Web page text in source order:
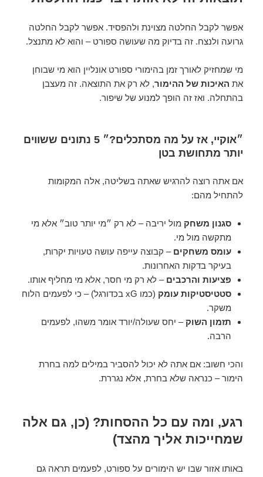
אפשר לקבל החלטה מצוינת ולהפסיד. אפשר לקבל החלטה
גרועה ולנצח. זה בדיוק מה שעושה ספורט – והוא לא מתנצל.
מי שמחזיק לאורך זמן בהימורי ספורט אונליין הוא מי שבוחן
את האיכות של ההימור, לא רק את התוצאה. זה מעצבן
בהתחלה. ואז זה הופך למנוע של שיפור.
״אוקיי, אז על מה מסתכלים?״ 5 נתונים ששווים
יותר מתחושת בטן
אם אתה רוצה להרגיש שאתה בשליטה, אלה המקומות
להתחיל מהם:
סגנון משחק מול יריבה – לא רק ״מי יותר טוב״ אלא מי
מתקשה מול מי.
עומס משחקים – קבוצה עייפה עושה טעויות יקרות,
בעיקר בדקות האחרונות.
פציעות והרכבים – לא רק מי חסר, אלא מי מחליף אותו.
סטטיסטיקות עומק
(כמו xG בכדורגל) – כי לפעמים הלוח
משקר.
תזמון השוק – יחס שעולה/יורד אומר משהו, לפעמים
הרבה.
והכי חשוב: אם אתה לא יכול להסביר במילים למה בחרת
הימור – כנראה שלא בחרת, אלא נגררת.
רגע, ומה עם כל ההסחות? (כן, גם אלה
שמחייכות אליך מהצד)
באותו אזור שבו יש הימורים על ספורט, לפעמים תראה גם